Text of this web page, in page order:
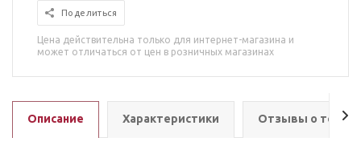
Поделиться
Цена действительна только для интернет-магазина и
может отличаться от цен в розничных магазинах
Описание Характеристики Отзывы о